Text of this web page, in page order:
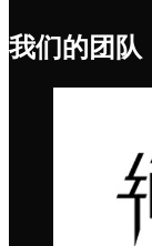
我们的团队